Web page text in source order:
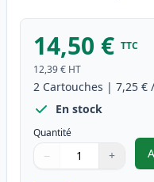
14,50 € TTC
12,39 € HT
2 Cartouches | 7,25 €
En stock
Quantité
Quantité
Utilisez les boutons
− +
Quantité